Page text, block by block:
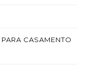
CASAMENTO